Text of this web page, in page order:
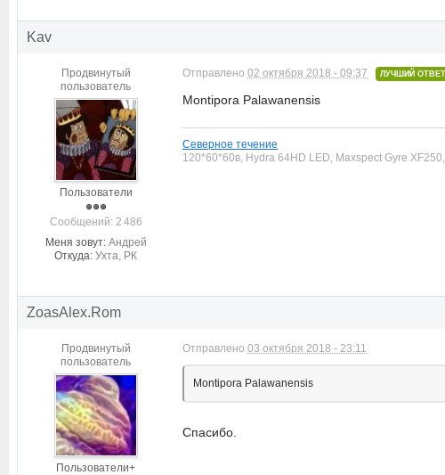
Kav
Продвинутый
пользователь
Пользователи
Cообщений: 2 486
Меня зовут: Андрей
Откуда: Ухта, РК
Отправлено 02 октября 2018 - 09:37 ЛУЧШИЙ ОТВЕТ
Montipora Palawanensis
Северное течение
120*60*60в, Hydra 64HD LED, Maxspect Gyre
ZoasAlex.Rom
Продвинутый
пользователь
Пользователи+
Отправлено 03 октября 2018 - 23:11
Montipora Palawanensis
Спасибо.